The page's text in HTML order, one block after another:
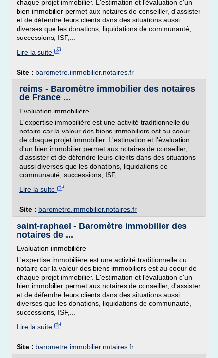
chaque projet immobilier. L'estimation et l'évaluation d'un
bien immobilier permet aux notaires de conseiller, d'assister
et de défendre leurs clients dans des situations aussi
diverses que les donations, liquidations de communauté,
successions, ISF,...
Lire la suite
Site : barometre.immobilier.notaires.fr
reims - Baromètre immobilier des notaires
de France ...
Evaluation immobilière
L'expertise immobilière est une activité traditionnelle du
notaire car la valeur des biens immobiliers est au coeur
de chaque projet immobilier. L'estimation et l'évaluation
d'un bien immobilier permet aux notaires de conseiller,
d'assister et de défendre leurs clients dans des situations
aussi diverses que les donations, liquidations de
communauté, successions, ISF,...
Lire la suite
Site : barometre.immobilier.notaires.fr
saint-raphael - Baromètre immobilier des
notaires de ...
Evaluation immobilière
L'expertise immobilière est une activité traditionnelle du
notaire car la valeur des biens immobiliers est au coeur de
chaque projet immobilier. L'estimation et l'évaluation d'un
bien immobilier permet aux notaires de conseiller, d'assister
et de défendre leurs clients dans des situations aussi
diverses que les donations, liquidations de communauté,
successions, ISF,...
Lire la suite
Site : barometre.immobilier.notaires.fr